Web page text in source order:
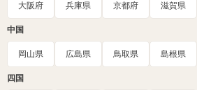
大阪府 兵庫県 京都府 滋賀県
中国
岡山県 広島県 鳥取県 島根県
四国